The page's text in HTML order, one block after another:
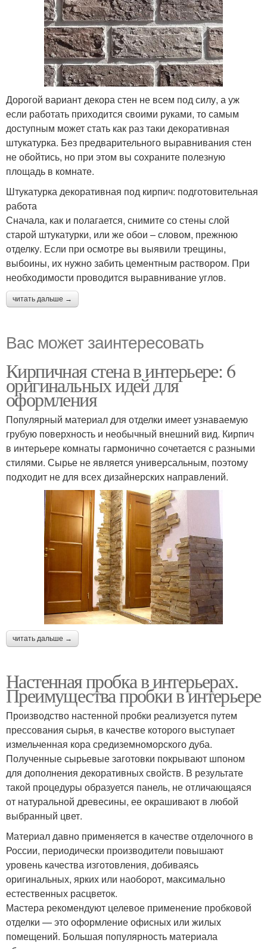
Дорогой вариант декора стен не всем под силу, а уж
если работать приходится своими руками, то самым
доступным может стать как раз таки декоративная
штукатурка. Без предварительного выравнивания стен
не обойтись, но при этом вы сохраните полезную
площадь в комнате.
Штукатурка декоративная под кирпич: подготовительная
работа
Сначала, как и полагается, снимите со стены слой
старой штукатурки, или же обои – словом, прежнюю
отделку. Если при осмотре вы выявили трещины,
выбоины, их нужно забить цементным раствором. При
необходимости проводится выравнивание углов.
читать дальше →
Вас может заинтересовать
Кирпичная стена в интерьере: 6
оригинальных идей для
оформления
Популярный материал для отделки имеет узнаваемую
грубую поверхность и необычный внешний вид. Кирпич
в интерьере комнаты гармонично сочетается с разными
стилями. Сырье не является универсальным, поэтому
подходит не для всех дизайнерских направлений.
читать дальше →
Настенная пробка в интерьерах.
Преимущества пробки в интерьере
Производство настенной пробки реализуется путем
прессования сырья, в качестве которого выступает
измельченная кора средиземноморского дуба.
Полученные сырьевые заготовки покрывают шпоном
для дополнения декоративных свойств. В результате
такой процедуры образуется панель, не отличающаяся
от натуральной древесины, ее окрашивают в любой
выбранный цвет.
Материал давно применяется в качестве отделочного в
России, периодически производители повышают
уровень качества изготовления, добиваясь
оригинальных, ярких или наоборот, максимально
естественных расцветок.
Мастера рекомендуют целевое применение пробковой
отделки — это оформление офисных или жилых
помещений. Большая популярность материала